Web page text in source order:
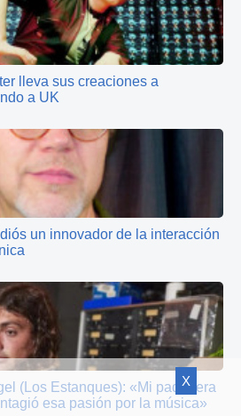
lleva sus creaciones a
a UK
un innovador de la interacción
(Los Estanques): «Mi padre era
esa pasión por la música»
X